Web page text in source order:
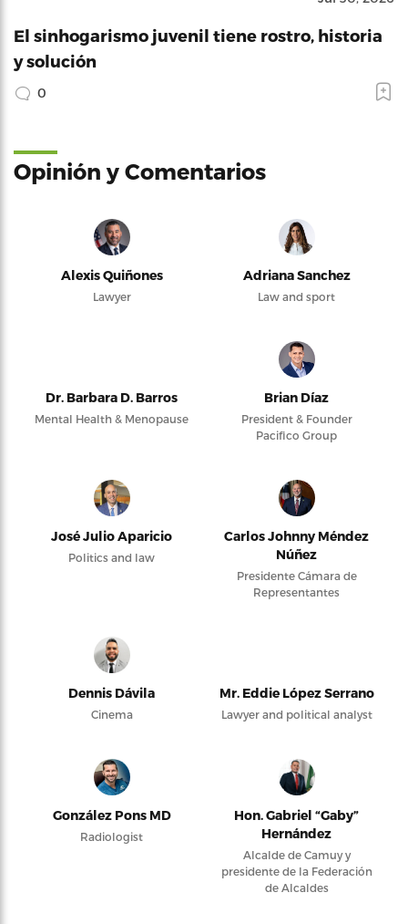
El sinhogarismo juvenil tiene rostro, historia
y solución
0
Opinión y Comentarios
Alexis Quiñones
Lawyer
Adriana Sanchez
Law and sport
Dr. Barbara D. Barros
Mental Health & Menopause
Brian Díaz
President & Founder
Pacifico Group
José Julio Aparicio
Politics and law
Carlos Johnny Méndez
Núñez
Presidente Cámara de
Representantes
Dennis Dávila
Cinema
Mr. Eddie López Serrano
Lawyer and political analyst
González Pons MD
Radiologist
Hon. Gabriel “Gaby”
Hernández
Alcalde de Camuy y
presidente de la Federación
de Alcaldes